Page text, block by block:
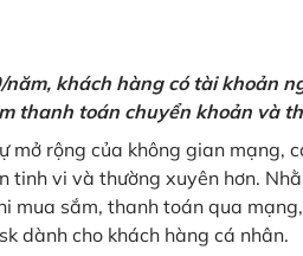
khách hàng có tài khoản
thanh toán chuyển khoản và
rộng của không gian mạng,
tinh vi và thường xuyên hơn.
mua sắm, thanh toán qua
dành cho khách hàng cá nhân.